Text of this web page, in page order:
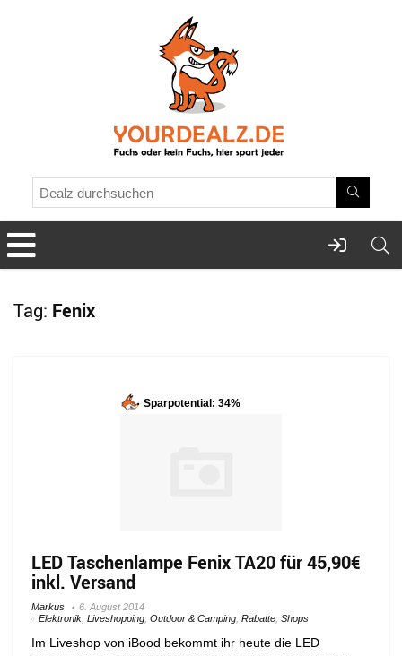
Tag: Fenix
Sparpotential: 34%
LED Taschenlampe Fenix TA20 für 45,90€
inkl. Versand
Markus
6. August 2014
Elektronik Liveshopping Outdoor & Camping Rabatte Shops
Im Liveshop von iBood bekommt ihr heute die LED